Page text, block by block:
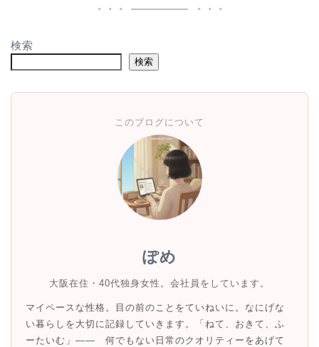
検索
検索
このブログについて
ぽめ
大阪在住・40代独身女性。会社員をしています。
マイペースな性格。目の前のことをていねいに。なにげな
い暮らしを大切に記録していきます。「ねて、おきて、ふ
ーたいむ」—— 何でもない日常のクオリティーをあげて